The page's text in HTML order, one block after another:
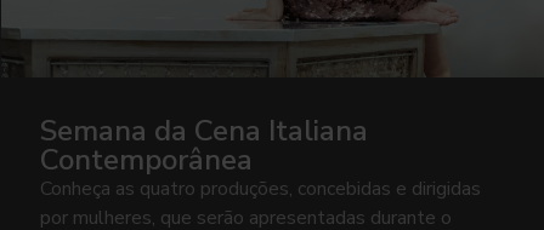
Semana da Cena Italiana
Contemporânea
Conheça as quatro produções, concebidas e dirigidas
por mulheres, que serão apresentadas durante o